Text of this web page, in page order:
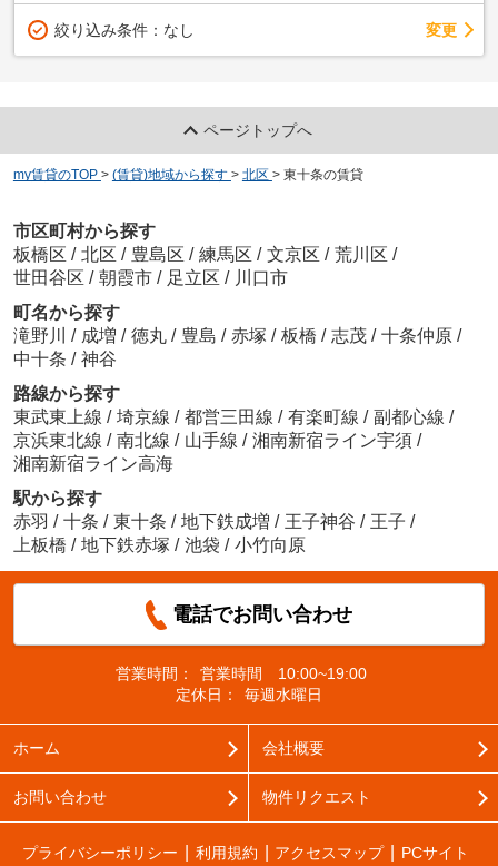
絞り込み条件： なし 変更
ページトップへ
my賃貸のTOP > (賃貸)地域から探す > 北区 > 東十条の賃貸
市区町村から探す
板橋区 / 北区 / 豊島区 / 練馬区 / 文京区 / 荒川区 /
世田谷区 / 朝霞市 / 足立区 / 川口市
町名から探す
滝野川 / 成増 / 徳丸 / 豊島 / 赤塚 / 板橋 / 志茂 / 十条仲原 /
中十条 / 神谷
路線から探す
東武東上線 / 埼京線 / 都営三田線 / 有楽町線 / 副都心線 /
京浜東北線 / 南北線 / 山手線 / 湘南新宿ライン宇須 /
湘南新宿ライン高海
駅から探す
赤羽 / 十条 / 東十条 / 地下鉄成増 / 王子神谷 / 王子 /
上板橋 / 地下鉄赤塚 / 池袋 / 小竹向原
電話でお問い合わせ
営業時間：
営業時間 10:00~19:00
定休日：
毎週水曜日
ホーム 会社概要
お問い合わせ 物件リクエスト
プライバシーポリシー 利用規約 アクセスマップ PCサイト